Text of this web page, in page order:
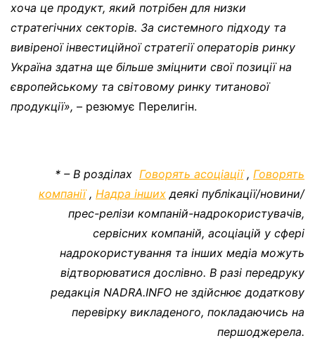
хоча це продукт, який потрібен для низки
стратегічних секторів. За системного підходу та
вивіреної інвестиційної стратегії операторів ринку
Україна здатна ще більше зміцнити свої позиції на
європейському та світовому ринку титанової
продукції», – резюмує Перелигін.
* – В розділах Говорять асоціації, Говорять
компанії, Надра інших деякі публікації/новини/
прес-релізи компаній-надрокористувачів,
сервісних компаній, асоціацій у сфері
надрокористування та інших медіа можуть
відтворюватися дослівно. В разі передруку
редакція NADRA.INFO не здійснює додаткову
перевірку викладеного, покладаючись на
першоджерела.